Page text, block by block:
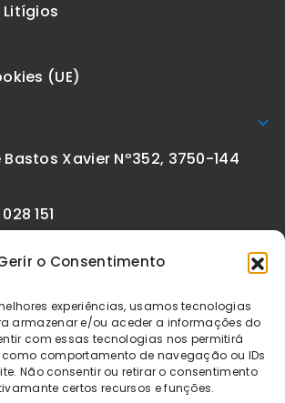
o Consentimento
experiências, usamos tecnologias
armazenar e/ou aceder a informações do
com essas tecnologias nos permitirá
comportamento de navegação ou IDs
Não consentir ou retirar o consentimento
certos recursos e funções.
Litígios
(UE)
Bastos Xavier Nº352, 3750-144
151
online.pt
incluem IVA à taxa legal em vigor. Todos
no site encontram-se sujeitos à
após confirmação da encomenda. As